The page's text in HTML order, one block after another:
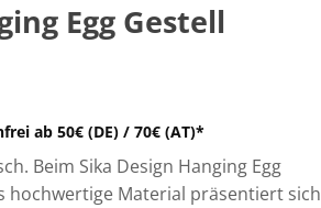
Egg Gestell
ab 50€ (DE) / 70€ (AT)*
Beim Sika Design Hanging Egg
hochwertige Material präsentiert sich